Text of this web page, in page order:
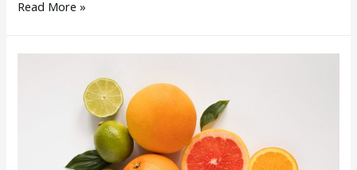
Senam
Menyehatkan,
Meningkatkan
Read More »